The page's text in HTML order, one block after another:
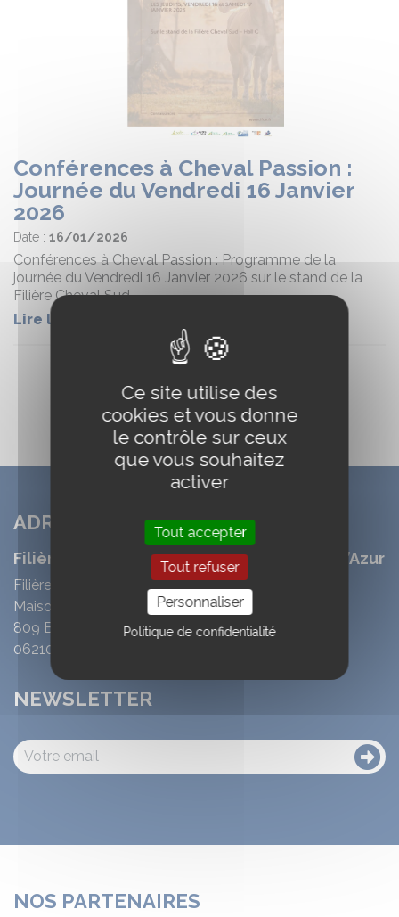
Conférences à Cheval Passion :
Journée du Vendredi 16 Janvier
2026
Date : 16/01/2026
Conférences à Cheval Passion : Programme de la
journée du Vendredi 16 Janvier 2026 sur le stand de la
Filière Cheval Sud
Lire la suite
ADRESSE
Filière Cheval Sud Provence-Alpes Côte d’Azur
Filière Cheval Sud Provence-Alpes Côte d’Azur
Maison Régionale des Sports
809 Boulevard des Ecureuils
06210 Mandelieu
NEWSLETTER
NOS PARTENAIRES
Ce site utilise des
cookies et vous donne
le contrôle sur ceux
que vous souhaitez
activer
Tout accepter
Tout refuser
Personnaliser
Politique de confidentialité